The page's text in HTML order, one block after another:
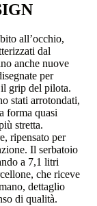
all’occhio,
dal
anche nuove
per
grip del pilota.
stati arrotondati,
forma quasi
stretta.
ripensato per
Il serbatoio
a 7,1 litri
che riceve
dettaglio
di qualità.